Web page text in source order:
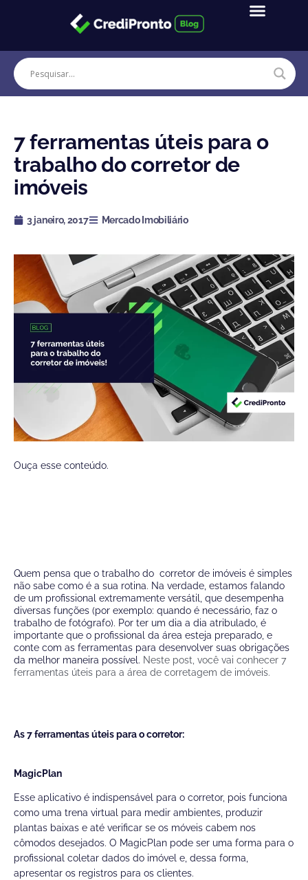
conteúdo
7 ferramentas úteis para o
trabalho do corretor de
imóveis
3 janeiro, 2017 Mercado Imobiliário
Ouça esse conteúdo.
Quem pensa que o trabalho do corretor de imóveis é simples
não sabe como é a sua rotina. Na verdade, estamos falando
de um profissional extremamente versátil, que desempenha
diversas funções (por exemplo: quando é necessário, faz o
trabalho de fotógrafo). Por ter um dia a dia atribulado, é
importante que o profissional da área esteja preparado, e
conte com as ferramentas para desenvolver suas obrigações
da melhor maneira possível. Neste post, você vai conhecer 7
ferramentas úteis para a área de corretagem de imóveis.
As 7 ferramentas úteis para o corretor:
MagicPlan
Esse aplicativo é indispensável para o corretor, pois funciona
como uma trena virtual para medir ambientes, produzir
plantas baixas e até verificar se os móveis cabem nos
cômodos desejados. O MagicPlan pode ser uma forma para o
profissional coletar dados do imóvel e, dessa forma,
apresentar os registros para os clientes.